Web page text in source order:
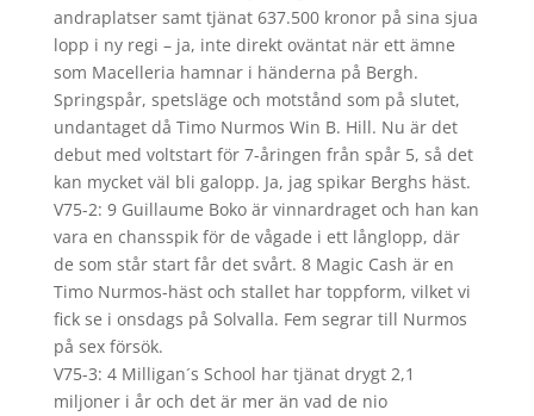
andraplatser samt tjänat 637.500 kronor på sina sjua
lopp i ny regi – ja, inte direkt oväntat när ett ämne
som Macelleria hamnar i händerna på Bergh.
Springspår, spetsläge och motstånd som på slutet,
undantaget då Timo Nurmos Win B. Hill. Nu är det
debut med voltstart för 7-åringen från spår 5, så det
kan mycket väl bli galopp. Ja, jag spikar Berghs häst.
V75-2: 9 Guillaume Boko är vinnardraget och han kan
vara en chansspik för de vågade i ett långlopp, där
de som står start får det svårt. 8 Magic Cash är en
Timo Nurmos-häst och stallet har toppform, vilket vi
fick se i onsdags på Solvalla. Fem segrar till Nurmos
på sex försök.
V75-3: 4 Milligan´s School har tjänat drygt 2,1
miljoner i år och det är mer än vad de nio